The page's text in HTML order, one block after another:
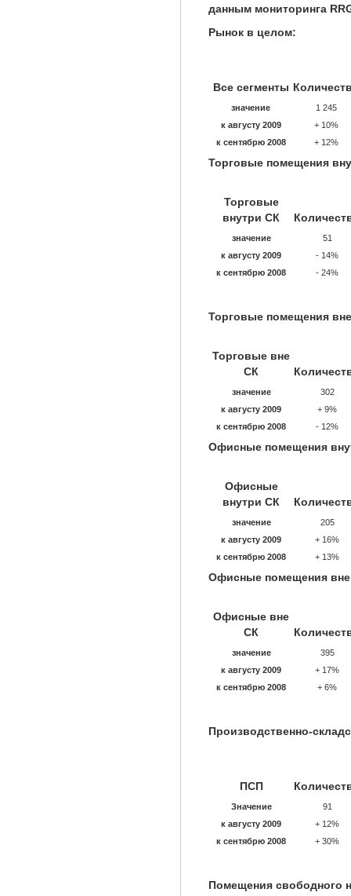
данным мониторинга
Рынок в целом:
Все сегменты
значение
1 245
к августу 2009
+ 10%
к сентябрю 2008
+ 12%
Торговые помещения
Торговые
внутри СК
значение
51
к августу 2009
- 14%
к сентябрю 2008
- 24%
Торговые помещения
Торговые вне
СК
значение
302
к августу 2009
+ 9%
к сентябрю 2008
- 12%
Офисные помещения
Офисные
внутри СК
значение
205
к августу 2009
+ 16%
к сентябрю 2008
+ 13%
Офисные помещения
Офисные вне
СК
значение
395
к августу 2009
+ 17%
к сентябрю 2008
+ 6%
Производственно-
ПСП
Значение
91
к августу 2009
+ 12%
к сентябрю 2008
+ 30%
Помещения свободного